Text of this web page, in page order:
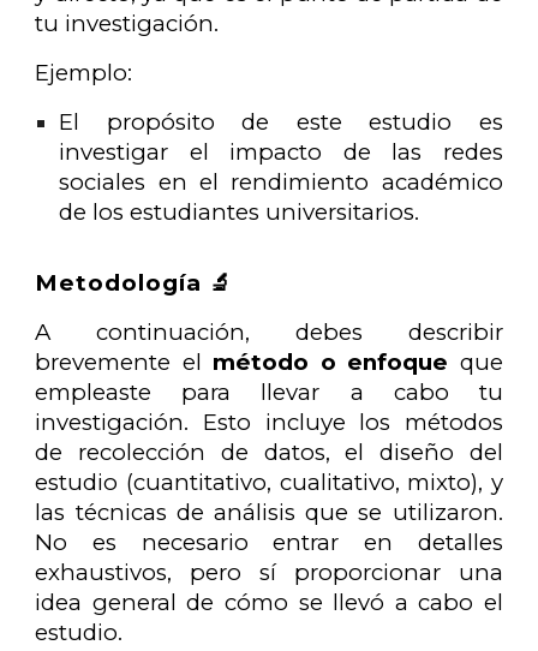
tu investigación.
Ejemplo:
El propósito de este estudio es
investigar el impacto de las redes
sociales en el rendimiento académico
de los estudiantes universitarios.
Metodología 🔬
A continuación, debes describir
brevemente el método o enfoque que
empleaste para llevar a cabo tu
investigación. Esto incluye los métodos
de recolección de datos, el diseño del
estudio (cuantitativo, cualitativo, mixto), y
las técnicas de análisis que se utilizaron.
No es necesario entrar en detalles
exhaustivos, pero sí proporcionar una
idea general de cómo se llevó a cabo el
estudio.